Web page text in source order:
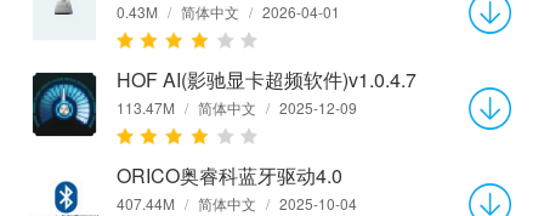
0.43M / 简体中文 / 2026-04-01
HOF AI(影驰显卡超频软件)v1.0.4.7
113.47M / 简体中文 / 2025-12-09
ORICO奥睿科蓝牙驱动4.0
407.44M / 简体中文 / 2025-10-04